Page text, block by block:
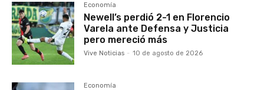
Economía
Newell’s perdió 2-1 en Florencio
Varela ante Defensa y Justicia
pero mereció más
Vive Noticias - 10 de agosto de 2026
Economía